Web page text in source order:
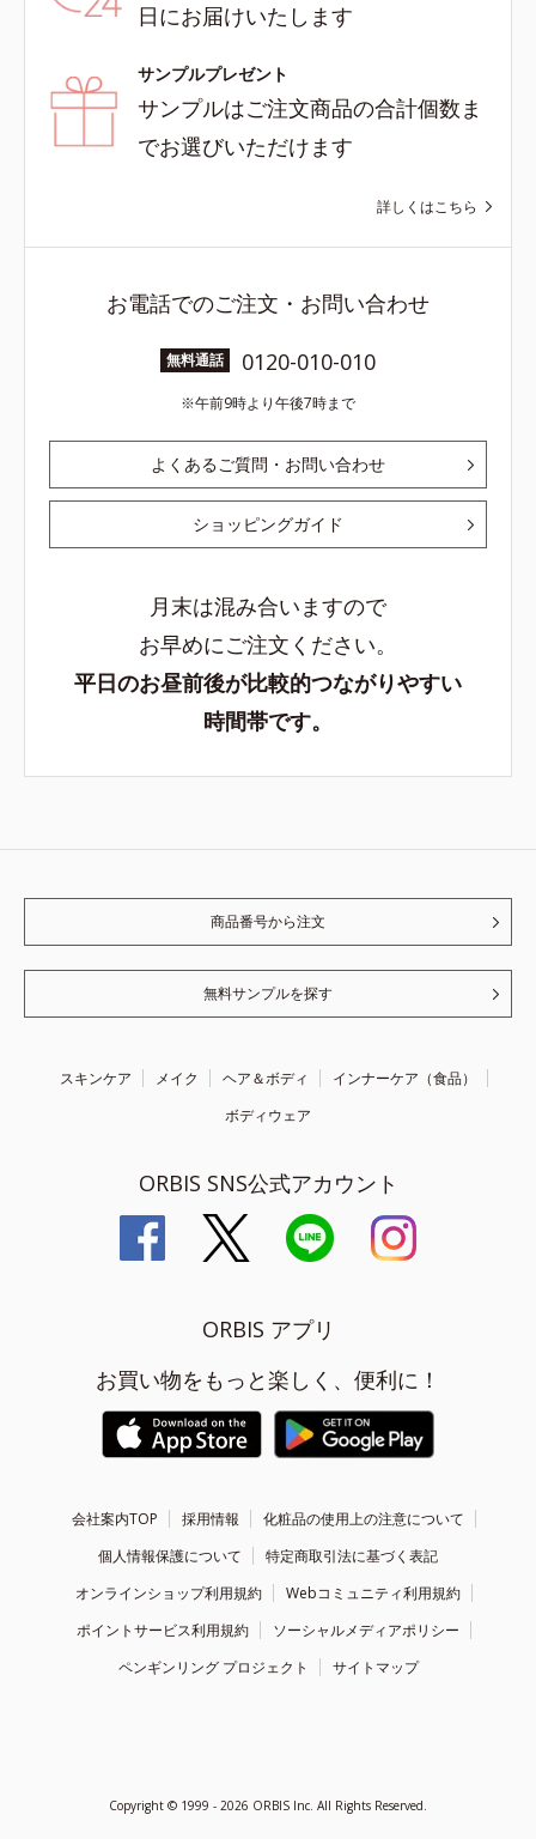
日にお届けいたします
サンプルプレゼント
サンプルはご注文商品の合計個数ま
でお選びいただけます
詳しくはこちら
お電話でのご注文・お問い合わせ
無料通話 0120-010-010
午前9時より午後7時まで
よくあるご質問・お問い合わせ
ショッピングガイド
月末は混み合いますので
お早めにご注文ください。
平日のお昼前後が比較的つながりやすい
時間帯です。
商品番号から注文
無料サンプルを探す
スキンケア メイク ヘア＆ボディ
インナーケア（食品）
ボディウェア
ORBIS SNS公式アカウント
ORBIS アプリ
お買い物をもっと楽しく、便利に！
会社案内TOP 採用情報
化粧品の使用上の注意について
個人情報保護について
特定商取引法に基づく表記
オンラインショップ利用規約
Webコミュニティ利用規約
ポイントサービス利用規約
ソーシャルメディアポリシー
ペンギンリング プロジェクト
サイトマップ
Copyright © 1999 - 2026 ORBIS Inc. All Rights Reserved.